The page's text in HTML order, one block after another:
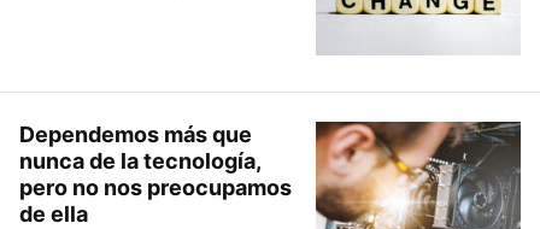
Dependemos más que
nunca de la tecnología,
pero no nos preocupamos
de ella